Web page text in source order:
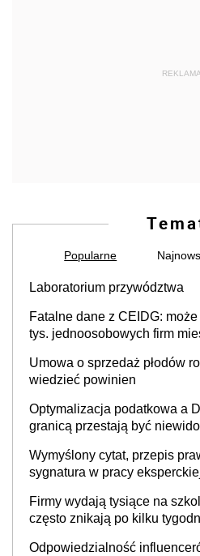
Popularne
Laboratorium przywództwa
Fatalne dane z CEIDG:
tys. jednoosobowych firm
Umowa o sprzedaż płodów
wiedzieć powinien
Optymalizacja podatkowa a
granicą przestają być
Wymyślony cytat, przepis
sygnatura w pracy
Firmy wydają tysiące na
często znikają po kilku
Odpowiedzialność